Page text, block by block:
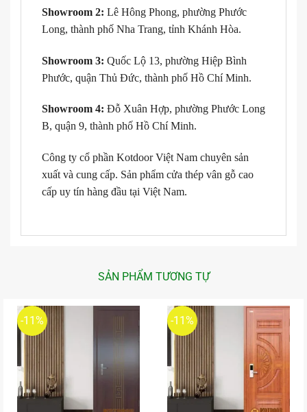
Showroom 2: Lê Hông Phong, phường Phước
Long, thành phố Nha Trang, tỉnh Khánh Hòa.
Showroom 3: Quốc Lộ 13, phường Hiệp Bình
Phước, quận Thủ Đức, thành phố Hồ Chí Minh.
Showroom 4: Đỗ Xuân Hợp, phường Phước Long
B, quận 9, thành phố Hồ Chí Minh.
Công ty cổ phần Kotdoor Việt Nam chuyên sản
xuất và cung cấp. Sản phẩm cửa thép vân gỗ cao
cấp uy tín hàng đầu tại Việt Nam.
SẢN PHẨM TƯƠNG TỰ
-11% -11%